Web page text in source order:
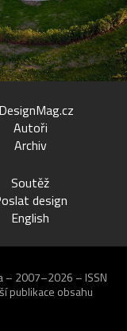
Autoři
Archiv
Soutěž
design
English
– 2007–2026 – ISSN
publikace obsahu